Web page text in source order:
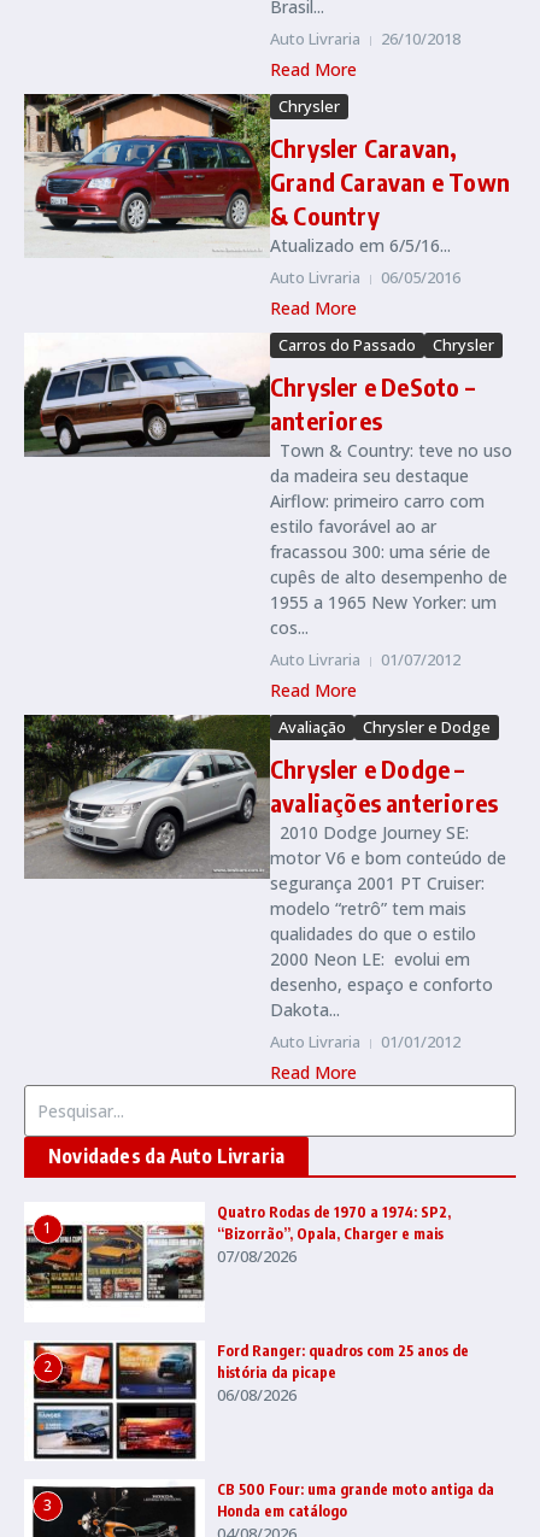
Brasil...
Auto Livraria 26/10/2018
Read More
Chrysler
Chrysler Caravan,
Grand Caravan e Town
& Country
Atualizado em 6/5/16...
Auto Livraria 06/05/2016
Read More
Carros do Passado Chrysler
Chrysler e DeSoto –
anteriores
Town & Country: teve no uso
da madeira seu destaque
Airflow: primeiro carro com
estilo favorável ao ar
fracassou 300: uma série de
cupês de alto desempenho de
1955 a 1965 New Yorker: um
cos...
Auto Livraria 01/07/2012
Read More
Avaliação Chrysler e Dodge
Chrysler e Dodge –
avaliações anteriores
2010 Dodge Journey SE:
motor V6 e bom conteúdo de
segurança 2001 PT Cruiser:
modelo “retrô” tem mais
qualidades do que o estilo
2000 Neon LE: evolui em
desenho, espaço e conforto
Dakota...
Auto Livraria 01/01/2012
Read More
Novidades da Auto Livraria
1
Quatro Rodas de 1970 a 1974: SP2,
“Bizorrão”, Opala, Charger e mais
07/08/2026
2
Ford Ranger: quadros com 25 anos de
história da picape
06/08/2026
3
CB 500 Four: uma grande moto antiga da
Honda em catálogo